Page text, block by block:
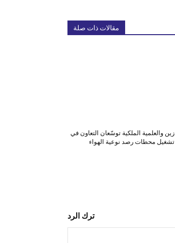
مقالات ذات صلة
زين والعلمية الملكية توسّعان التعاون في
تشغيل محطات رصد نوعية الهواء
ترك الرد